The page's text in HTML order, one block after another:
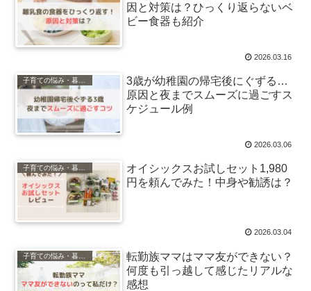
因と対策は？ひっくり返らないベ
ビー食器も紹介
2026.03.16
3歳が幼稚園の帰宅後にぐずる…
原因と夜までスムーズに過ごすス
ケジュール例
2026.03.06
子育ての悩み・暮らし
オイシックスお試しセット1,980
円を頼んでみた！中身や勧誘は？
2026.03.04
転勤族ママはママ友ができない？
何度も引っ越して感じたリアルな
感想